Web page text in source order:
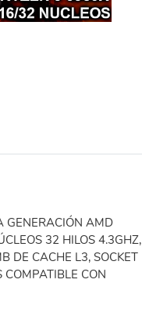
GENERACIÓN AMD
32 HILOS 4.3GHZ,
DE CACHE L3, SOCKET
CON